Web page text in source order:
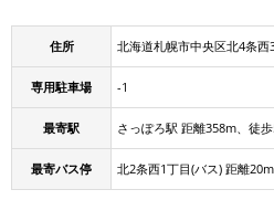
住所 北海道札幌市中央区北4条西
専用駐車場 -1
最寄駅 さっぽろ駅 距離358m、徒
最寄バス停 北2条西1丁目(バス) 距離